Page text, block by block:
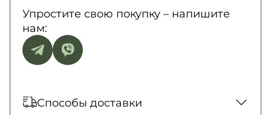
Упростите свою покупку – напишите
нам:
Способы доставки